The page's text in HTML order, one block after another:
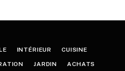
INTÉRIEUR CUISINE
JARDIN ACHATS